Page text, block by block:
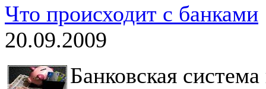
Что происходит с банками
20.09.2009
Банковская